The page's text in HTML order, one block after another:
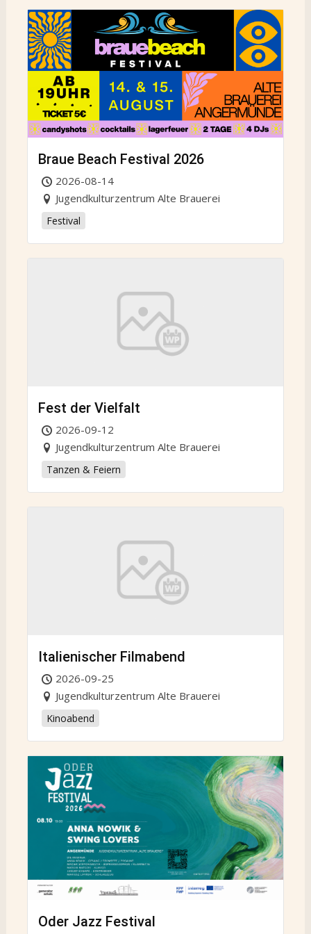
Braue Beach Festival 2026
2026-08-14
Jugendkulturzentrum Alte Brauerei
Festival
Fest der Vielfalt
2026-09-12
Jugendkulturzentrum Alte Brauerei
Tanzen & Feiern
Italienischer Filmabend
2026-09-25
Jugendkulturzentrum Alte Brauerei
Kinoabend
Oder Jazz Festival